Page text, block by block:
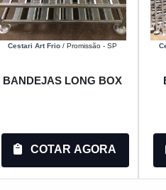
Cestari Art Frio/ Promissão - SP
BANDEJAS LONG BOX
COTAR AGORA